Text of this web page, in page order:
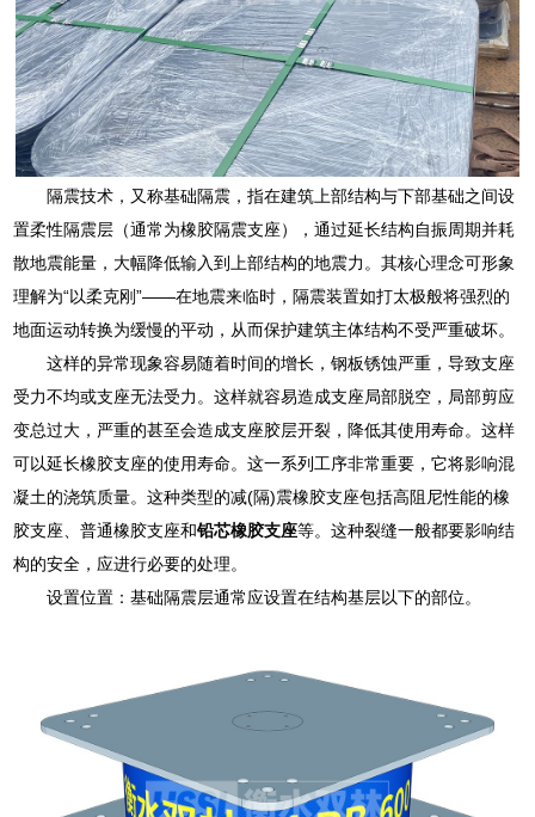
隔震技术，又称基础隔震，指在建筑上部结构与下部基础之间设
置柔性隔震层（通常为橡胶隔震支座），通过延长结构自振周期并耗
散地震能量，大幅降低输入到上部结构的地震力。其核心理念可形象
理解为“以柔克刚”——在地震来临时，隔震装置如打太极般将强烈的
地面运动转换为缓慢的平动，从而保护建筑主体结构不受严重破坏。
这样的异常现象容易随着时间的增长，钢板锈蚀严重，导致支座
受力不均或支座无法受力。这样就容易造成支座局部脱空，局部剪应
变总过大，严重的甚至会造成支座胶层开裂，降低其使用寿命。这样
可以延长橡胶支座的使用寿命。这一系列工序非常重要，它将影响混
凝土的浇筑质量。这种类型的减(隔)震橡胶支座包括高阻尼性能的橡
胶支座、普通橡胶支座和铅芯橡胶支座等。这种裂缝一般都要影响结
构的安全，应进行必要的处理。
设置位置：基础隔震层通常应设置在结构基层以下的部位。